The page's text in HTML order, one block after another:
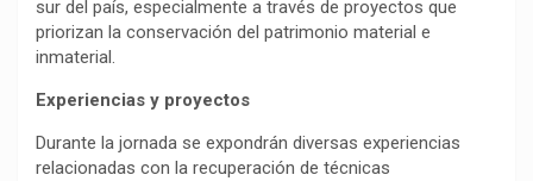
sur del país, especialmente a través de proyectos que
priorizan la conservación del patrimonio material e
inmaterial.
Experiencias y proyectos
Durante la jornada se expondrán diversas experiencias
relacionadas con la recuperación de técnicas